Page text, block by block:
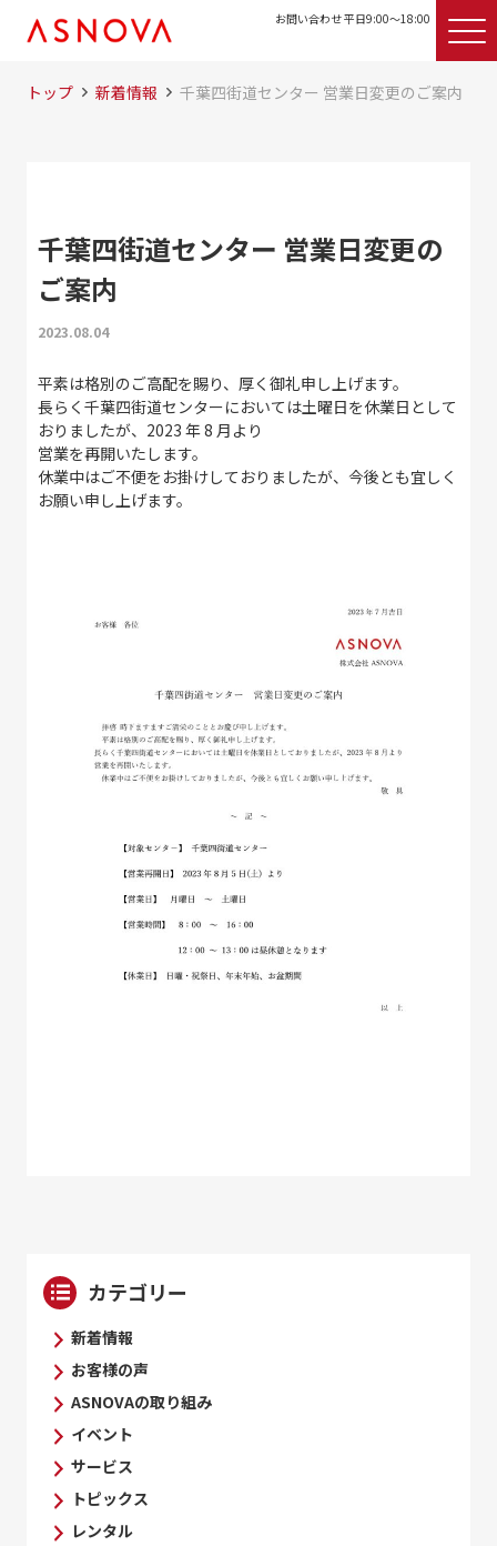
お問い合わせ 平日9:00〜18:00
トップ 新着情報 千葉四街道センター 営業日変更のご案内
千葉四街道センター 営業日変更の
ご案内
2023.08.04
平素は格別のご高配を賜り、厚く御礼申し上げます。
⾧らく千葉四街道センターにおいては土曜日を休業日として
おりましたが、2023 年 8 月より
営業を再開いたします。
休業中はご不便をお掛けしておりましたが、今後とも宜しく
お願い申し上げます。
カテゴリー
新着情報
お客様の声
ASNOVAの取り組み
イベント
サービス
トピックス
レンタル